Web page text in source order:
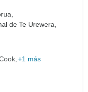
de Te Urewera,
+1 más